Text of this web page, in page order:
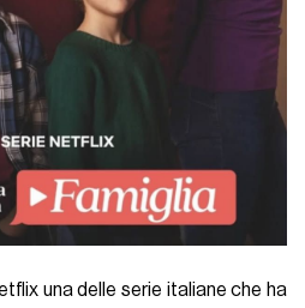
una delle serie italiane che ha